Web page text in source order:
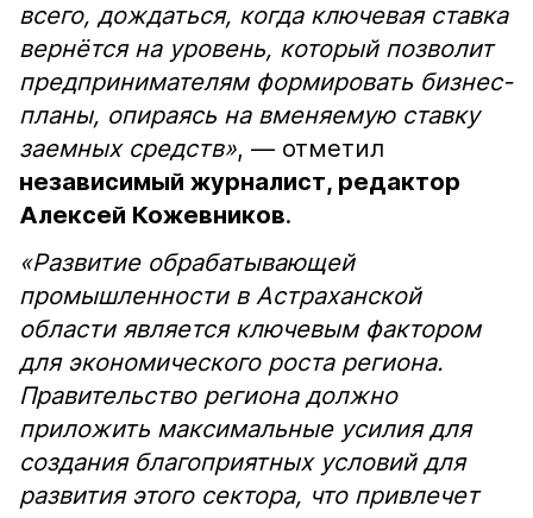
всего, дождаться, когда ключевая ставка
вернётся на уровень, который позволит
предпринимателям формировать бизнес-
планы, опираясь на вменяемую ставку
заемных средств», — отметил
независимый журналист, редактор
Алексей Кожевников.
«Развитие обрабатывающей
промышленности в Астраханской
области является ключевым фактором
для экономического роста региона.
Правительство региона должно
приложить максимальные усилия для
создания благоприятных условий для
развития этого сектора, что привлечет